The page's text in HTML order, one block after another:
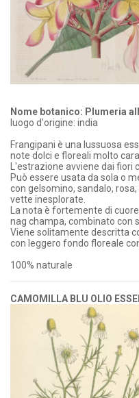
Nome botanico: Plumeria
luogo d'origine: india
Frangipani è una lussuosa
note dolci e floreali molto
L'estrazione avviene dai fiori
Può essere usata da sola o
con gelsomino, sandalo,
vette inesplorate.
La nota è fortemente di
nag champa, combinato con
Viene solitamente descritta
con leggero fondo floreale
100% naturale
CAMOMILLA BLU OLIO